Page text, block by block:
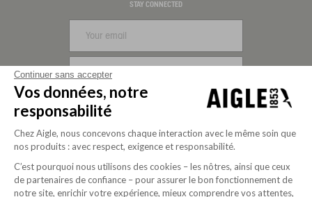
Mastercard
PayPalApple Pay
STAY CONNECTED
Continuer sans accepter
Vos données, notre
responsabilité
Chez Aigle, nous concevons chaque interaction avec le même soin que
nos produits : avec respect, exigence et responsabilité.
C’est pourquoi nous utilisons des cookies – les nôtres, ainsi que ceux
de partenaires de confiance – pour assurer le bon fonctionnement de
notre site, enrichir votre expérience, mieux comprendre vos attentes,